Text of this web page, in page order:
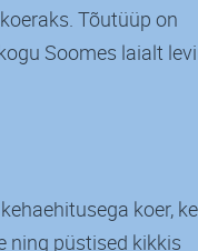
Tõutüüp on
Soomes laialt
koer,
ning püstised kikkis